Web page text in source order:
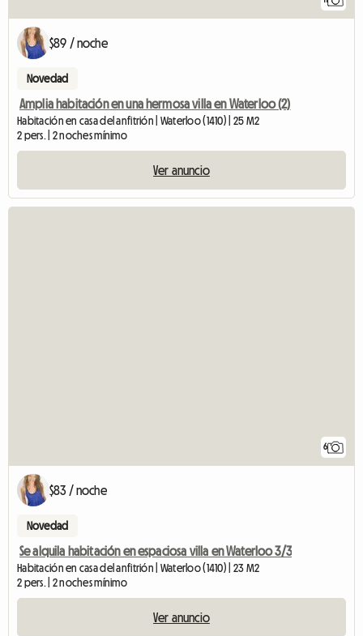
$89 / noche
Novedad
Amplia habitación en una hermosa villa en Waterloo (2)
Habitación en casa del anfitrión | Waterloo (1410) | 25 M2
2 pers. | 2 noches mínimo
Ver anuncio
6
$83 / noche
Novedad
Se alquila habitación en espaciosa villa en Waterloo 3/3
Habitación en casa del anfitrión | Waterloo (1410) | 23 M2
2 pers. | 2 noches mínimo
Ver anuncio